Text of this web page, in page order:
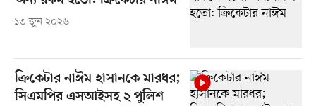
১৩ জুন ২০২৬
ক্রিকেটার নাঈম হাসানকে মারধর;
সিএমপির এসআইসহ ২ পুলিশ